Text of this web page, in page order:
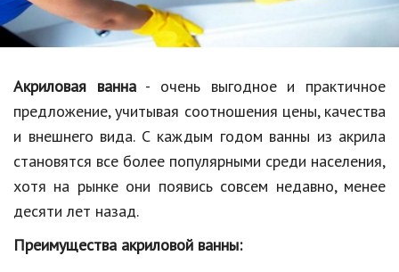
Культура
Авто, мото
Спорт
Знаменитости
Статьи
Обзоры
Рецепты
Акриловая ванна- очень выгодное и практичное
предложение, учитывая соотношения цены, качества
и внешнего вида. С каждым годом ванны из акрила
становятся все более популярными среди населения,
хотя на рынке они появись совсем недавно, менее
десяти лет назад.
Преимущества акриловой ванны: